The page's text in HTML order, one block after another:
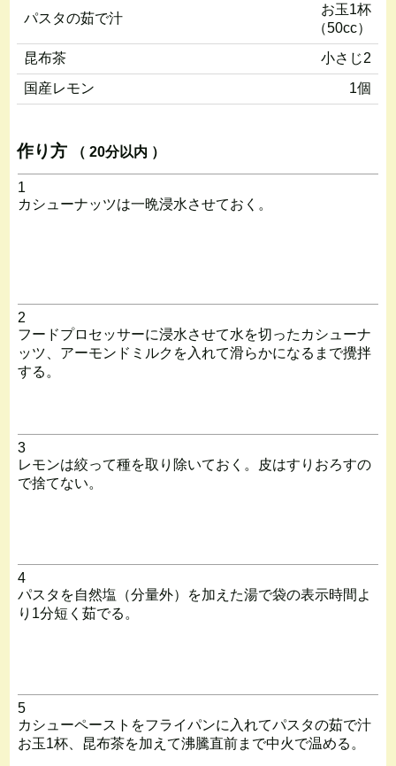
パスタの茹で汁
お玉1杯
（50cc）
昆布茶
小さじ2
国産レモン
1個
作り方 （ 20分以内 ）
1
カシューナッツは一晩浸水させておく。
2
フードプロセッサーに浸水させて水を切ったカシューナ
ッツ、アーモンドミルクを入れて滑らかになるまで攪拌
する。
3
レモンは絞って種を取り除いておく。皮はすりおろすの
で捨てない。
4
パスタを自然塩（分量外）を加えた湯で袋の表示時間よ
り1分短く茹でる。
5
カシューペーストをフライパンに入れてパスタの茹で汁
お玉1杯、昆布茶を加えて沸騰直前まで中火で温める。